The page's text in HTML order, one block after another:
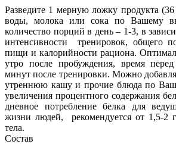
Разведите 1 мерную ложку продукта
воды, молока или сока по Вашему
количество порций в день – 1-3, в
интенсивности тренировок, общего
пищи и калорийности рациона.
утро после пробуждения, время
минут после тренировки. Можно
утреннюю кашу и прочие блюда по
увеличения процентного содержания
дневное потребление белка для
жизни людей, рекомендуется от 1,5-2
тела.
Состав